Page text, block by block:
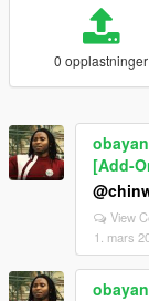
0 opplastninger
[Add-
View
1. mars